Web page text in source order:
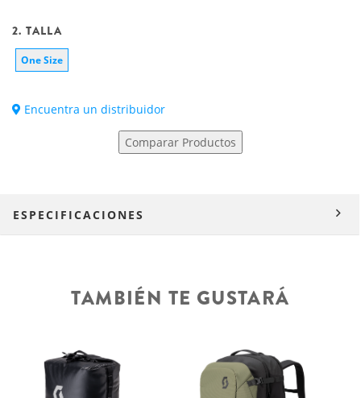
2. TALLA
One Size
Encuentra un distribuidor
Comparar Productos
ESPECIFICACIONES
TAMBIÉN TE GUSTARÁ